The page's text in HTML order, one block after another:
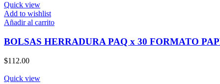
Quick view
Add to wishlist
Añadir al carrito
BOLSAS HERRADURA PAQ x 30 FORMATO
$112.00
Quick view